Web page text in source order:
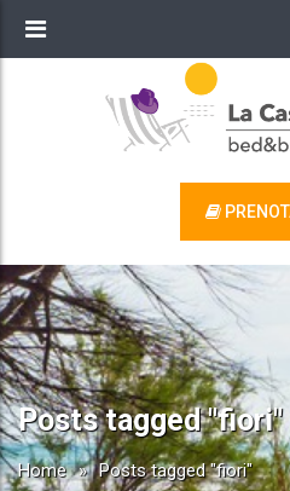
Posts tagged "fiori"
Home » Posts tagged "fiori"